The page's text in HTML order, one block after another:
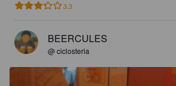
3.3
BEERCULES
@ ciclosteria